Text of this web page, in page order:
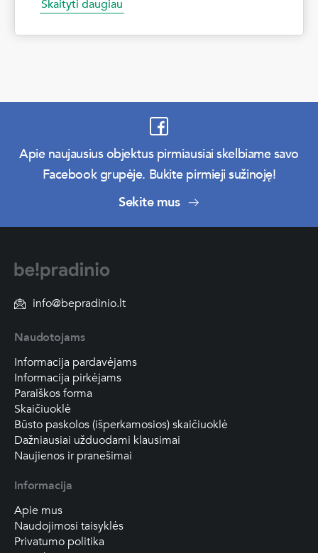
Skaityti daugiau
Apie naujausius objektus pirmiausiai skelbiame savo
Facebook grupėje. Bukite pirmieji sužinoję!
Sekite mus
info@bepradinio.lt
Naudotojams
Informacija pardavėjams
Informacija pirkėjams
Paraiškos forma
Skaičiuoklė
Būsto paskolos (išperkamosios) skaičiuoklė
Dažniausiai užduodami klausimai
Naujienos ir pranešimai
Informacija
Apie mus
Naudojimosi taisyklės
Privatumo politika